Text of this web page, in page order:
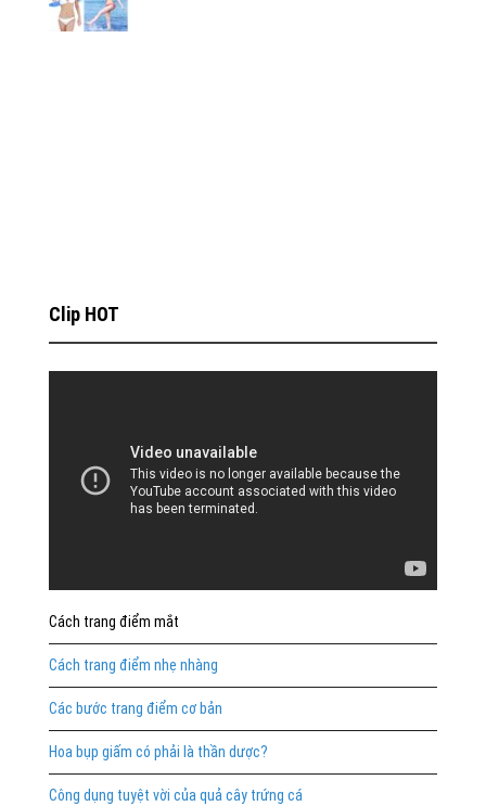
Clip HOT
Cách trang điểm mắt
Cách trang điểm nhẹ nhàng
Các bước trang điểm cơ bản
Hoa bụp giấm có phải là thần dược?
Công dụng tuyệt vời của quả cây trứng cá